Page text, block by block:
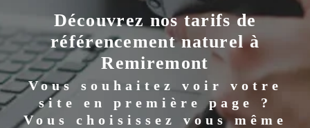
Découvrez nos tarifs de
référencement naturel à
Remiremont
Vous souhaitez voir votre
site en première page ?
Vous choisissez vous même